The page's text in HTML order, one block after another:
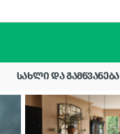
ᲡᲐᲮᲚᲘ ᲓᲐ ᲒᲐᲛᲬᲕᲐᲜᲔᲑᲐ